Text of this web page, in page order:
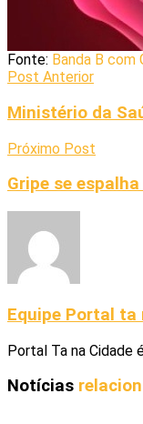
Fonte: Banda B com
Post Anterior
Ministério da
Próximo Post
Gripe se
Equipe Portal ta
Portal Ta na Cidade
Notícias